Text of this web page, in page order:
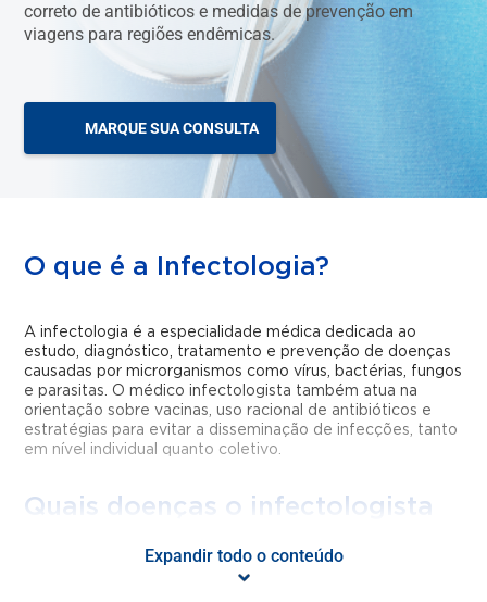
correto de antibióticos e medidas de prevenção em
viagens para regiões endêmicas.
MARQUE SUA CONSULTA
O que é a Infectologia?
A infectologia é a especialidade médica dedicada ao
estudo, diagnóstico, tratamento e prevenção de doenças
causadas por microrganismos como vírus, bactérias, fungos
e parasitas. O médico infectologista também atua na
orientação sobre vacinas, uso racional de antibióticos e
estratégias para evitar a disseminação de infecções, tanto
em nível individual quanto coletivo.
Quais doenças o infectologista
Expandir todo o conteúdo